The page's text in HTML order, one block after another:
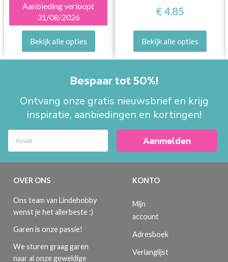
Aanbieding verloopt
31/08/2026
Bekijk alle opties
€ 4,85
Bekijk alle opties
Bespaar tot 50%!
Ontvang onze gratis nieuwsbrief en krijg
inspiratie, aanbiedingen en kortingen!
Aanmelden
OVER ONS
Ons team van Lindehobby
wenst je het allerbeste :)
Garen is onze passie!
We sturen graag garen
naar al onze geweldige
KONTO
Mijn
account
Adresboek
Verlanglijst